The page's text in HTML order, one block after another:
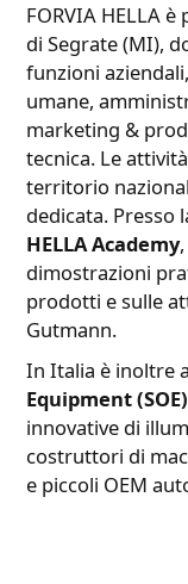
FORVIA HELLA
di Segrate (MI),
funzioni
umane,
marketing &
tecnica. Le
territorio
dedicata. Presso
HELLA Academy
dimostrazioni
prodotti e sulle
Gutmann.​
In Italia è inoltre
Equipment (SOE)
innovative di
costruttori di
e piccoli OEM